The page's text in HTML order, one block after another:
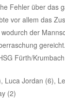
Fehler über das
vor allem das
der
Fürth/
Luca Jordan (6),
(2)